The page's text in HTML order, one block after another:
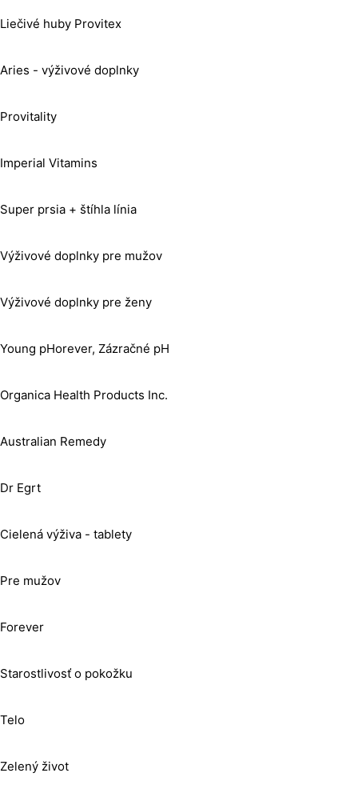
Liečivé huby Provitex
Aries - výživové doplnky
Provitality
Imperial Vitamins
Super prsia + štíhla línia
Výživové doplnky pre mužov
Výživové doplnky pre ženy
Young pHorever, Zázračné pH
Organica Health Products Inc.
Australian Remedy
Dr Egrt
Cielená výživa - tablety
Pre mužov
Forever
Starostlivosť o pokožku
Telo
Zelený život